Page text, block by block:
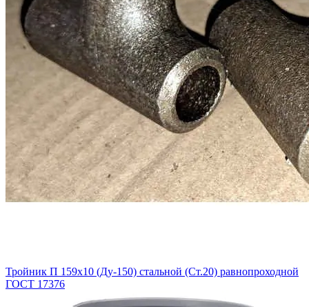
Тройник П 159х10 (Ду-150) стальной (Ст.20) равнопроходной
ГОСТ 17376